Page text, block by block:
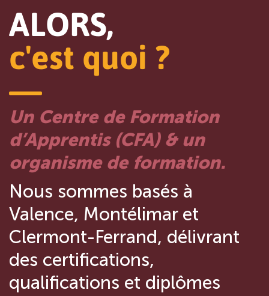
ALORS,
c'est quoi ?
—
Un Centre de Formation
d’Apprentis (CFA) & un
organisme de formation.
Nous sommes basés à
Valence, Montélimar et
Clermont-Ferrand, délivrant
des certifications,
qualifications et diplômes